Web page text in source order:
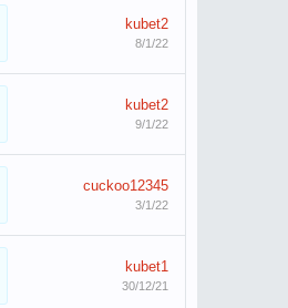
kubet2
8/1/22
kubet2
9/1/22
cuckoo12345
3/1/22
kubet1
30/12/21